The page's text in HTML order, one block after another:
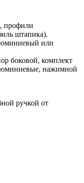
профили
штапика).
или
боковой, комплект
нажимной
ручкой от